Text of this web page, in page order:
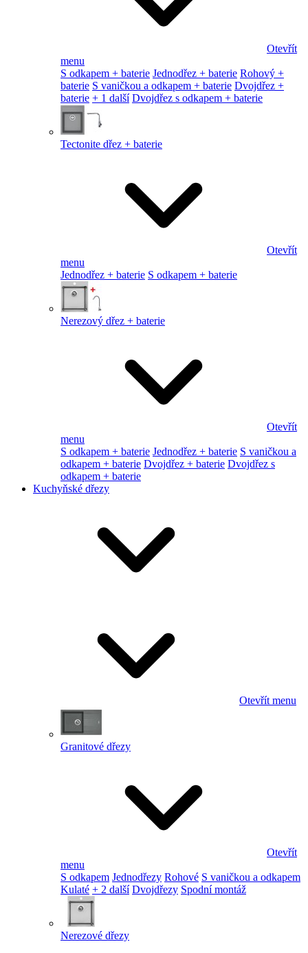
Otevřít
menu
S odkapem + baterie Jednodřez + baterie Rohový +
baterie S vaničkou a odkapem + baterie Dvojdřez +
baterie + 1 další Dvojdřez s odkapem + baterie
Tectonite dřez + baterie
Otevřít
menu
Jednodřez + baterie S odkapem + baterie
Nerezový dřez + baterie
Otevřít
menu
S odkapem + baterie Jednodřez + baterie S vaničkou a
odkapem + baterie Dvojdřez + baterie Dvojdřez s
odkapem + baterie
Kuchyňské dřezy
Otevřít menu
Granitové dřezy
Otevřít
menu
S odkapem Jednodřezy Rohové S vaničkou a odkapem
Kulaté + 2 další Dvojdřezy Spodní montáž
Nerezové dřezy